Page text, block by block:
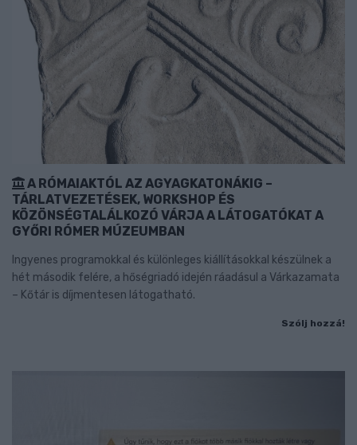
A RÓMAIAKTÓL AZ AGYAGKATONÁKIG –
TÁRLATVEZETÉSEK, WORKSHOP ÉS
KÖZÖNSÉGTALÁLKOZÓ VÁRJA A LÁTOGATÓKAT A
GYŐRI RÓMER MÚZEUMBAN
Ingyenes programokkal és különleges kiállításokkal készülnek a
hét második felére, a hőségriadó idején ráadásul a Várkazamata
– Kőtár is díjmentesen látogatható.
Szólj hozzá!